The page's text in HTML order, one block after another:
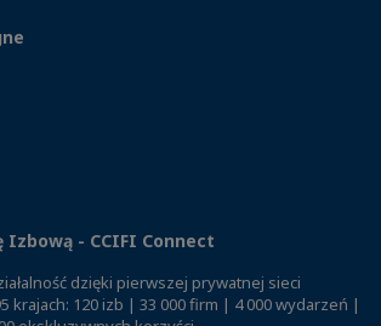
Izbową - CCIFI Connect
dzięki pierwszej prywatnej sieci
krajach: 120 izb | 33 000 firm | 4 000 wydarzeń |